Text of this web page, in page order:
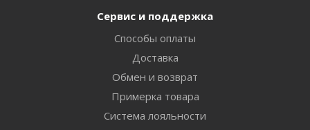
Сервис и поддержка
Способы оплаты
Доставка
Обмен и возврат
Примерка товара
Система лояльности